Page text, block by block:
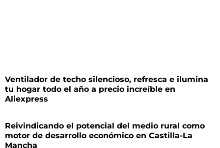
Ventilador de techo silencioso, refresca e ilumina
tu hogar todo el año a precio increíble en
Aliexpress
Reivindicando el potencial del medio rural como
motor de desarrollo económico en Castilla-La
Mancha